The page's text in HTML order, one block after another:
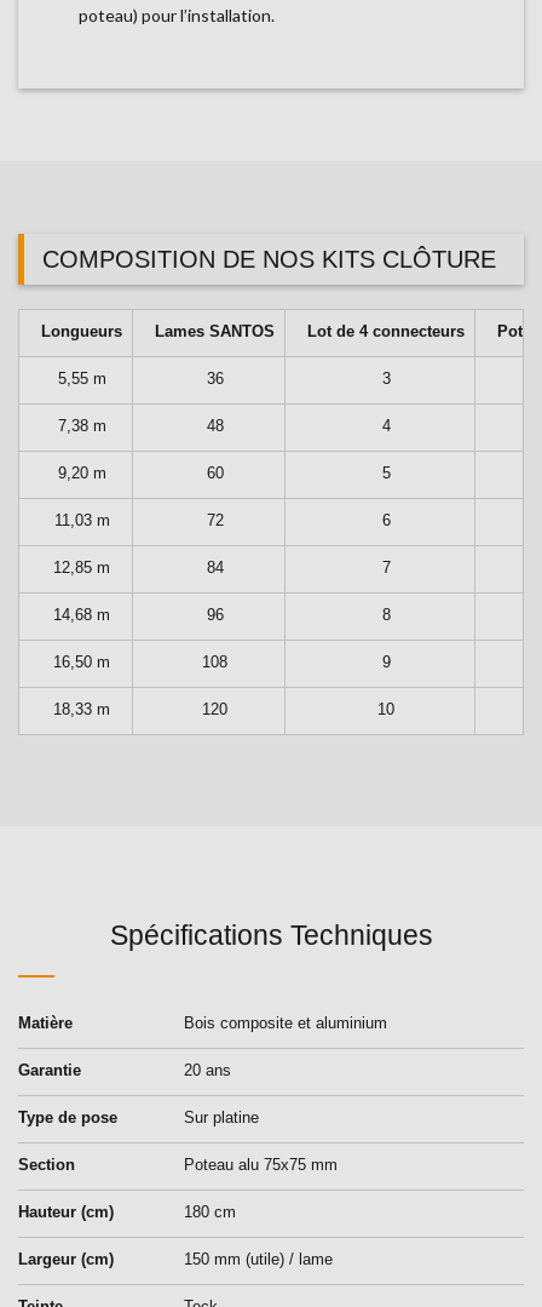
poteau) pour l’installation.
COMPOSITION DE NOS KITS CLÔTURE
Longueurs Lames SANTOS Lot de 4 connecteurs
5,55 m 36 3
7,38 m 48 4
9,20 m 60 5
11,03 m 72 6
12,85 m 84 7
14,68 m 96 8
16,50 m 108 9
18,33 m 120 10
Spécifications Techniques
Matière Bois composite et aluminium
Garantie 20 ans
Type de pose Sur platine
Section Poteau alu 75x75 mm
Hauteur (cm) 180 cm
Largeur (cm) 150 mm (utile) / lame